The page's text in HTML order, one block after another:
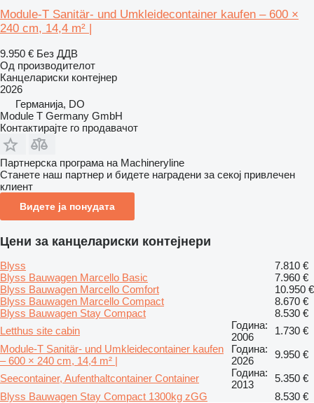
Module-T Sanitär- und Umkleidecontainer kaufen – 600 ×
240 cm, 14,4 m² |
9.950 € Без ДДВ
Од производителот
Канцелариски контејнер
2026
Германија, DO
Module T Germany GmbH
Контактирајте го продавачот
Партнерска програма на Machineryline
Станете наш партнер и бидете наградени за секој привлечен
клиент
Видете ја понудата
Цени за канцелариски контејнери
Blyss
7.810 €
Blyss Bauwagen Marcello Basic
7.960 €
Blyss Bauwagen Marcello Comfort
10.950 €
Blyss Bauwagen Marcello Compact
8.670 €
Blyss Bauwagen Stay Compact
8.530 €
Letthus site cabin
Година:
2006
1.730 €
Module-T Sanitär- und Umkleidecontainer kaufen
– 600 × 240 cm, 14,4 m² |
Година:
2026
9.950 €
Seecontainer, Aufenthaltcontainer Container
Година:
2013
5.350 €
Blyss Bauwagen Stay Compact 1300kg zGG
8.530 €